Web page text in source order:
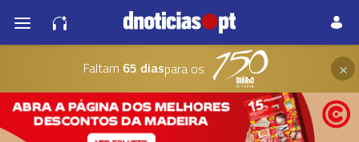
Faltam 65 diaspara os ×